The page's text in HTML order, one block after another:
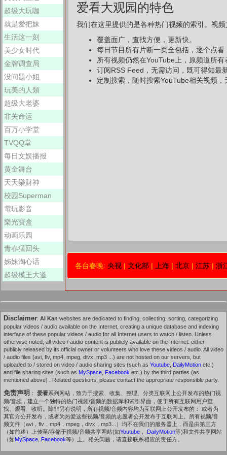
超级大玩咖
就是爱把妹
生活这一刻
美少女时代
金牌调查局
没问题小姐
玩美的人類
超级大老婆
非关命运
百万小学堂
TVQQ堂
每日文娱播报
黄金舞台
天天樂財神
校园Superman
電玩影音
樂光寶盒
动画乐园
青春猛回头
姊妹淘心话
超级模王大道
爱看大观园的特色
我们在这里提供的是各种热门视频的索引。视
覆盖面广，查找方便，更新快。
每日节目所有片断一页全包括，逐个点看
所有视频仍然在YouTube上，原频道所
订阅RSS Feed，无需访问，既可得知最
定制搜索，随时搜索YouTube相关视频
各台春晚: 央视 | 文化部 | 上海 | 北京 | 江苏 | 浙
Disclaimer: AI Kan websites are dedicated to finding, collecting, sorting, categorizing
popular videos / audio available on the Internet, creating a unique database and indexing
interface of these popular videos / audio for all Internet users to watch / listen. Unless
otherwise noted, all video / audio content is publicly available on the Internet: either
publicly released by its official owner or volunteers who love these videos / audio. All video
/ audio files (avi, flv, mp4, mpeg, divx, mp3 ...) are not hosted on our servers, but
uploaded to / stored on video / audio sharing sites (such as Youtube DailyMotion etc.)
and file sharing sites (such as MySpace Facebook etc.) by the third parties (as
mentioned above) . Related questions, please contact the appropriate responsible party.
免责声明 ： 爱看系列网站，致力于搜索、收集、整理、分类互联网上公开发布的热门视
频/音频，建立一个独特的热门视频/音频的数据库和索引界面，便于所有互联网用户查
找、观看、收听。除非另有说明，所有视频/音频内容均为互联网上公开发布的： 或者为
其官方公开发布，或者为热爱这些视频/音频的志愿者公开发布于互联网上。所有视频/音
频文件（avi，flv，mp4，mpeg，divx，mp3...）均不在我们的服务器上，而是由第三方
（如前述）上传至/存储于视频/音频共享网站(如Youtube ， DailyMotion等)和文件共享网站
（如MySpace Facebook等）上。相关问题，请直接联系相应的责任方。